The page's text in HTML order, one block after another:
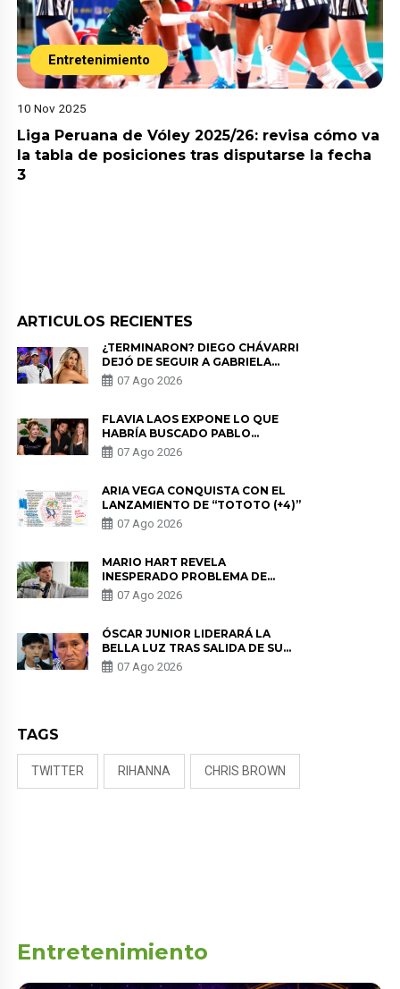
Entretenimiento
10 Nov 2025
Liga Peruana de Vóley 2025/26: revisa cómo va
la tabla de posiciones tras disputarse la fecha
3
ARTICULOS RECIENTES
¿TERMINARON? DIEGO CHÁVARRI
DEJÓ DE SEGUIR A GABRIELA
HERRERA Y ANUNCIA SU SALIDA
DE PÓDCAST
07 Ago 2026
FLAVIA LAOS EXPONE LO QUE
HABRÍA BUSCADO PABLO
HEREDIA CON ALE FULLER: “UNA
DE LAS PARTES QUERÍA EL
07 Ago 2026
ARIA VEGA CONQUISTA CON EL
LANZAMIENTO DE “TOTOTO (+4)”
07 Ago 2026
MARIO HART REVELA
INESPERADO PROBLEMA DE
SALUD ANTES DE SEPARARSE DE
KORINA: “ME ENCONTRARON UN
07 Ago 2026
ÓSCAR JUNIOR LIDERARÁ LA
BELLA LUZ TRAS SALIDA DE SU
PADRE POR POLÉMICA CON
NALDY SALDAÑA
07 Ago 2026
TAGS
TWITTER RIHANNA CHRIS BROWN
Entretenimiento